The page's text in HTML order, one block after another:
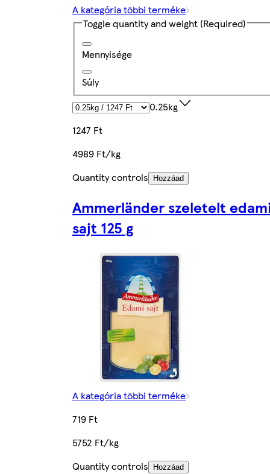
A kategória többi terméke
Toggle quantity and weight (Required)
Mennyisége
Súly
0.25kg
1247 Ft
4989 Ft/kg
Quantity controls
Hozzáad
Ammerländer szeletelt
sajt 125 g
A kategória többi terméke
719 Ft
5752 Ft/kg
Quantity controls
Hozzáad